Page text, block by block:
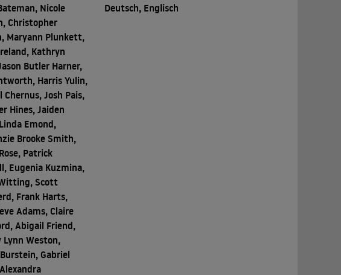
Nicole
Christopher
Maryann Plunkett,
Kathryn
Butler Harner,
Harris Yulin,
Chernus, Josh Pais,
Hines, Jaiden
Emond,
Brooke Smith,
Patrick
Eugenia Kuzmina,
Scott
Frank Harts,
Adams, Claire
Abigail Friend,
Lynn Weston,
Gabriel
Deutsch, Englisch